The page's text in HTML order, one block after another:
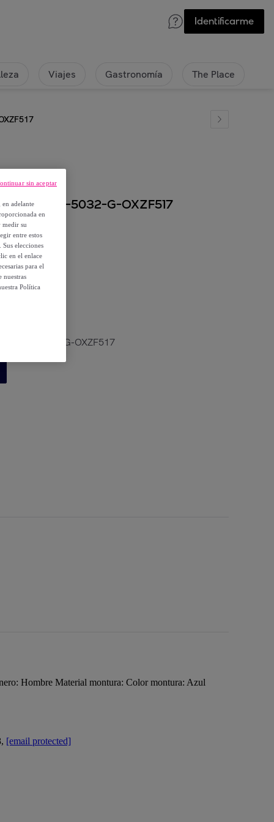
Identificarme
Viajes Gastronomía The Place
UA-5032-G-OXZF517
UA-5032-G-OXZF517
Hombre Material montura: Color montura: Azul
[email protected]
adelante
en
medir su
entre estos
elecciones
en el enlace
para el
nuestras
Política
sin aceptar